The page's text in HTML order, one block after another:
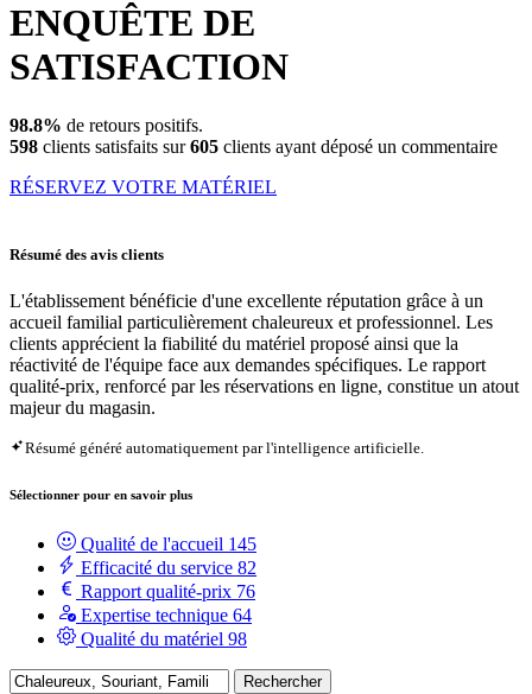
ENQUÊTE DE
SATISFACTION
98.8% de retours positifs.
598 clients satisfaits sur605 clients ayant déposé un commentaire
RÉSERVEZ VOTRE MATÉRIEL
Résumé des avis clients
L'établissement bénéficie d'une excellente réputation grâce à un
accueil familial particulièrement chaleureux et professionnel. Les
clients apprécient la fiabilité du matériel proposé ainsi que la
réactivité de l'équipe face aux demandes spécifiques. Le rapport
qualité-prix, renforcé par les réservations en ligne, constitue un atout
majeur du magasin.
Résumé généré automatiquement par l'intelligence artificielle.
Sélectionner pour en savoir plus
Qualité de l'accueil 145
Efficacité du service 82
Rapport qualité-prix 76
Expertise technique 64
Qualité du matériel 98
Rechercher